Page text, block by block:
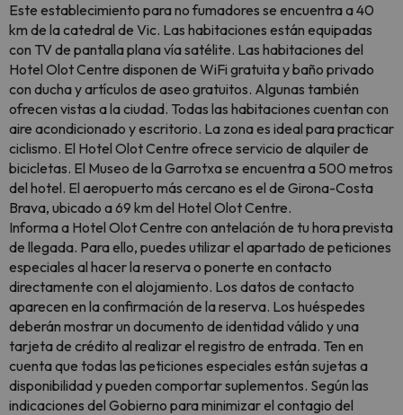
Este establecimiento para no fumadores se encuentra a 40
km de la catedral de Vic. Las habitaciones están equipadas
con TV de pantalla plana vía satélite. Las habitaciones del
Hotel Olot Centre disponen de WiFi gratuita y baño privado
con ducha y artículos de aseo gratuitos. Algunas también
ofrecen vistas a la ciudad. Todas las habitaciones cuentan con
aire acondicionado y escritorio. La zona es ideal para practicar
ciclismo. El Hotel Olot Centre ofrece servicio de alquiler de
bicicletas. El Museo de la Garrotxa se encuentra a 500 metros
del hotel. El aeropuerto más cercano es el de Girona-Costa
Brava, ubicado a 69 km del Hotel Olot Centre.
Informa a Hotel Olot Centre con antelación de tu hora prevista
de llegada. Para ello, puedes utilizar el apartado de peticiones
especiales al hacer la reserva o ponerte en contacto
directamente con el alojamiento. Los datos de contacto
aparecen en la confirmación de la reserva. Los huéspedes
deberán mostrar un documento de identidad válido y una
tarjeta de crédito al realizar el registro de entrada. Ten en
cuenta que todas las peticiones especiales están sujetas a
disponibilidad y pueden comportar suplementos. Según las
indicaciones del Gobierno para minimizar el contagio del